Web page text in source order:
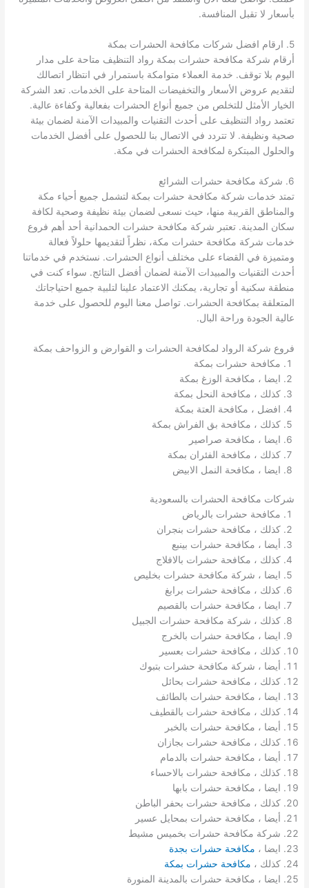
بأسعار لا تقبل المنافسة.
5. ارقام افضل شركات مكافحة الحشرات بمكة
أرقام شركة مكافحة حشرات بمكة رواد التنظيف متاحة على مدار
اليوم بلا توقف. خدمة العملاء متوامكة باستمرار في انتظار اتصالك
لتقديم عروض الأسعار والتخفيضات المتاحة على الخدمات. تعد الشركة
الخيار الأمثل للتخلص من جميع أنواع الحشرات بفعالية وكفاءة عالية.
تعتمد رواد التنظيف على أحدث التقنيات والمبيدات الآمنة لضمان بيئة
صحية ونظيفة. لا تتردد في الاتصال بنا للحصول على أفضل الخدمات
والحلول المبتكرة لمكافحة الحشرات في مكة.
6. شركة مكافحة حشرات الشرائع
تمتد خدمات شركة مكافحة حشرات بمكة لتشمل جميع أحياء مكة
والمناطق القريبة منها، حيث نسعى لضمان بيئة نظيفة وصحية لكافة
سكان المدينة. تعتبر شركة مكافحة حشرات الحمدانية أحد أهم فروع
خدمات شركة مكافحة حشرات مكة، نظراً لتقديمها حلولاً فعالة
ومتميزة في القضاء على مختلف أنواع الحشرات. نستخدم في خدماتنا
أحدث التقنيات والمبيدات الآمنة لضمان أفضل النتائج. سواء كنت في
منطقة سكنية أو تجارية، يمكنك الاعتماد علينا لتلبية جميع احتياجاتك
المتعلقة بمكافحة الحشرات. تواصل معنا اليوم للحصول على خدمة
عالية الجودة وراحة البال.
فروع شركة الرواد لمكافحة الحشرات و القوارض و الزواحف بمكة
مكافحة حشرات بمكة
ايضا ، مكافحة الوزغ بمكة
كذلك ، مكافحة النحل بمكة
افضل ، مكافحة العتة بمكة
كذلك ، مكافحة بق الفراش بمكة
ايضا ، مكافحة صراصير
كذلك ، مكافحة الفئران بمكة
ايضا ، مكافحة النمل الابيض
شركات مكافحة الحشرات بالسعودية
مكافحة حشرات بالرياض
كذلك ، مكافحة حشرات بنجران
أيضا ، مكافحة حشرات بينبع
كذلك ، مكافحة حشرات بالافلاج
ايضا ، شركة مكافحة حشرات بخليص
كذلك ، مكافحة حشرات برابغ
ايضا ، مكافحة حشرات بالقصيم
كذلك ، شركة مكافحة حشرات الجبيل
ايضا ، مكافحة حشرات بالخرج
كذلك ، مكافحة حشرات بعسير
أيضا ، شركة مكافحة حشرات بتبوك
كذلك ، مكافحة حشرات بحائل
ايضا ، مكافحة حشرات بالطائف
كذلك ، مكافحة حشرات بالقطيف
أيضا ، مكافحة حشرات بالخبر
كذلك ، مكافحة حشرات بجازان
أيضا ، مكافحة حشرات بالدمام
كذلك ، مكافحة حشرات بالاحساء
ايضا ، مكافحة حشرات بابها
كذلك ، مكافحة حشرات بحفر الباطن
أيضا ، مكافحة حشرات بمحايل عسير
شركة مكافحة حشرات بخميس مشيط
ايضا ، مكافحة حشرات بجدة
كذلك ، مكافحة حشرات بمكة
ايضا ، مكافحة حشرات بالمدينة المنورة